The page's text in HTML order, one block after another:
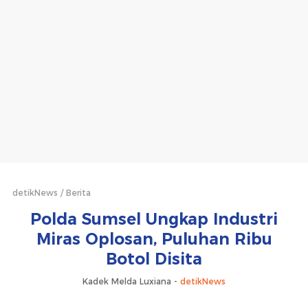
detikNews Berita
Polda Sumsel Ungkap Industri
Miras Oplosan, Puluhan Ribu
Botol Disita
Kadek Melda Luxiana - detikNews